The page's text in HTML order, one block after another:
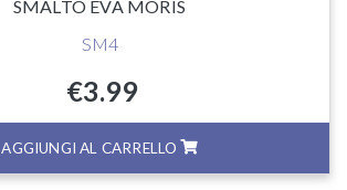
SMALTO EVA MORIS
SM4
€3.99
AGGIUNGI AL CARRELLO